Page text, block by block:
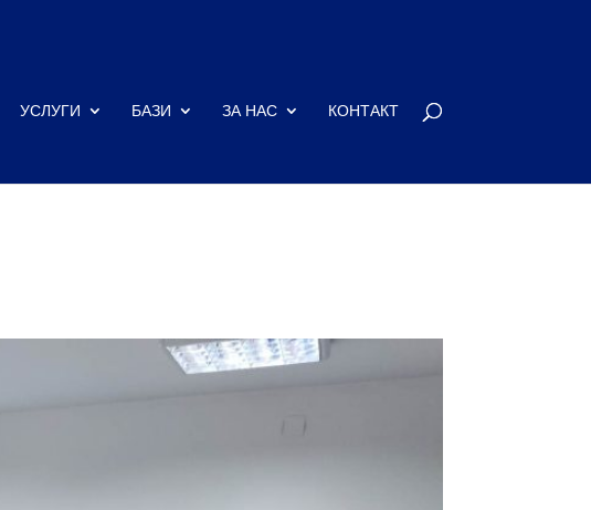
УСЛУГИ БАЗИ ЗА НАС КОНТАКТ